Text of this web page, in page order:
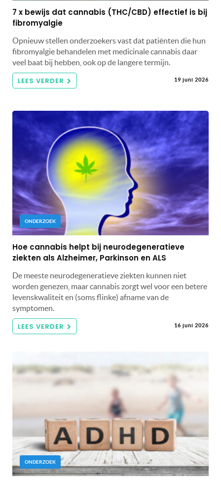
7 x bewijs dat cannabis (THC/CBD) effectief is bij
fibromyalgie
Opnieuw stellen onderzoekers vast dat patiënten die hun
fibromyalgie behandelen met medicinale cannabis daar
veel baat bij hebben, ook op de langere termijn.
LEES VERDER 19 juni 2026
ONDERZOEK
Hoe cannabis helpt bij neurodegeneratieve
ziekten als Alzheimer, Parkinson en ALS
De meeste neurodegeneratieve ziekten kunnen niet
worden genezen, maar cannabis zorgt wel voor een betere
levenskwaliteit en (soms flinke) afname van de
symptomen.
LEES VERDER 16 juni 2026
ONDERZOEK